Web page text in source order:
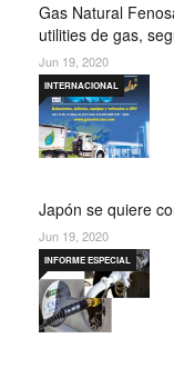
Gas Natural
utilities de gas,
Jun 19, 2020
Japón se quiere
INTERNACIONAL
Jun 19, 2020
INFORME ESPECIAL